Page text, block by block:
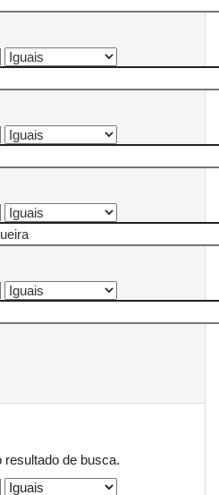
resultado de busca.